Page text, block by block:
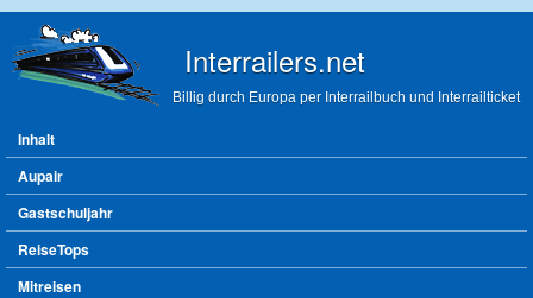
Interrailers.net
Billig durch Europa per Interrailbuch und Interrailticket
Hauptmenü
Inhalt
Aupair
Gastschuljahr
ReiseTops
Mitreisen